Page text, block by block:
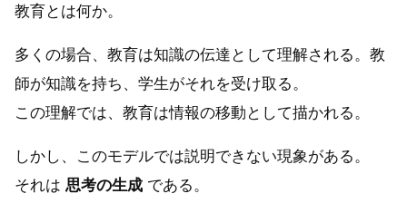
教育とは何か。
多くの場合、教育は知識の伝達として理解される。教
師が知識を持ち、学生がそれを受け取る。
この理解では、教育は情報の移動として描かれる。
しかし、このモデルでは説明できない現象がある。
それは 思考の生成 である。